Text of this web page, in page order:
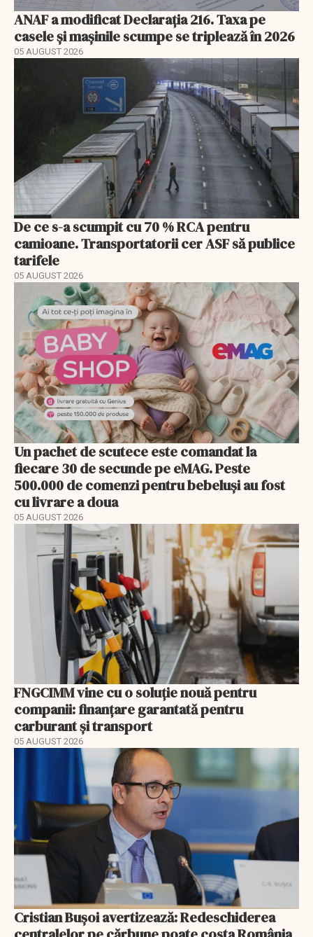
ANAF a modificat Declarația 216. Taxa pe
casele și mașinile scumpe se triplează în 2026
05 AUGUST 2026
De ce s-a scumpit cu 70 % RCA pentru
camioane. Transportatorii cer ASF să publice
tarifele
05 AUGUST 2026
Un pachet de scutece este comandat la
fiecare 30 de secunde pe eMAG. Peste
500.000 de comenzi pentru bebeluși au fost
cu livrare a doua
05 AUGUST 2026
FNGCIMM vine cu o soluție nouă pentru
companii: finanțare garantată pentru
carburant și transport
05 AUGUST 2026
Cristian Bușoi avertizează: Redeschiderea